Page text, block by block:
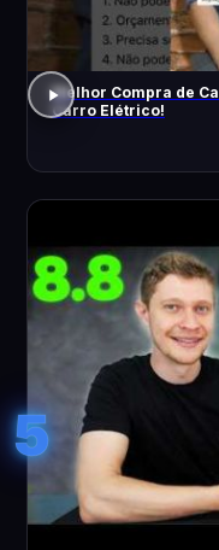
Melhor Compra de
Carro Elétrico!
5